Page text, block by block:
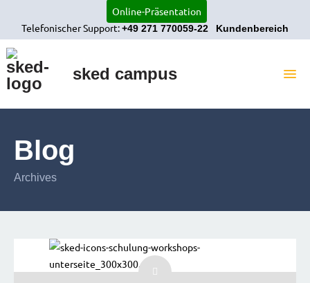
Online-Präsentation
Telefonischer Support:+49 271 770059-22 Kundenbereich
sked campus
SOFTWARE
REFERENZEN
SERVICE UND SUPPORT
UNTERNEHMEN
KONTAKT
Blog
Archives